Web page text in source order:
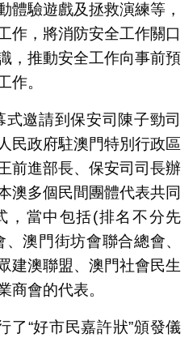
體驗遊戲及拯救演練等，
作，將消防安全工作關口
，推動安全工作向事前預
作。
式邀請到保安司陳子勁司
民政府駐澳門特別行政區
前進部長、保安司司長辦
澳多個民間團體代表共同
，當中包括(排名不分先
澳門街坊會聯合總會、
建澳聯盟、澳門社會民生
商會的代表。
了“好市民嘉許狀”頒發儀